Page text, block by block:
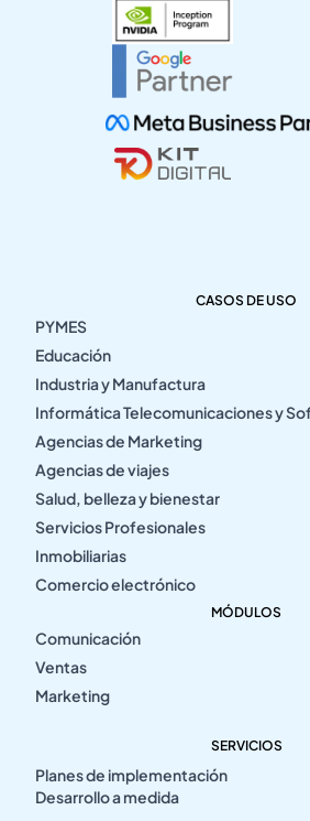
CASOS DE USO
PYMES
Educación
Industria y Manufactura
Informática Telecomunicaciones y
Agencias de Marketing
Agencias de viajes
Salud, belleza y bienestar
Servicios Profesionales
Inmobiliarias
Comercio electrónico
MÓDULOS
Comunicación
Ventas
Marketing
SERVICIOS
Planes de implementación
Desarrollo a medida